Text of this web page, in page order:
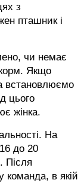
з
пташник і
чи немає
Якщо
встановлюємо
цього
жінка.
На
до 20
Після
команда, в якій